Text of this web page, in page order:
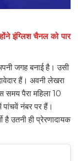
इंग्लिश चैनल को पार
जगह बनाई है। उसी
हैं। अवनी लेखरा
समय पैरा महिला 10
पांचवें नंबर पर हैं।
है उतनी ही प्रेरणादायक